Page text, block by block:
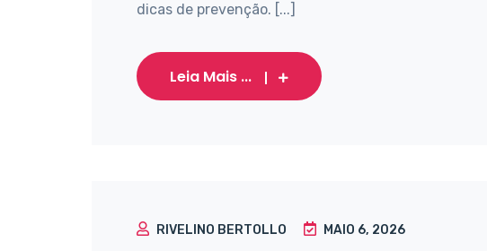
dicas de prevenção. [...]
Leia Mais ...
RIVELINO BERTOLLO MAIO 6, 2026